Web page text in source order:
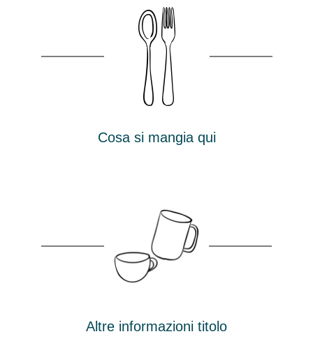
Cosa si mangia qui
Altre informazioni titolo